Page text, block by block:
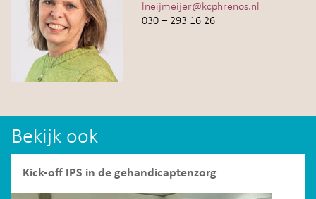
lneijmeijer@kcphrenos.nl
030 – 293 16 26
Bekijk ook
Kick-off IPS in de gehandicaptenzorg